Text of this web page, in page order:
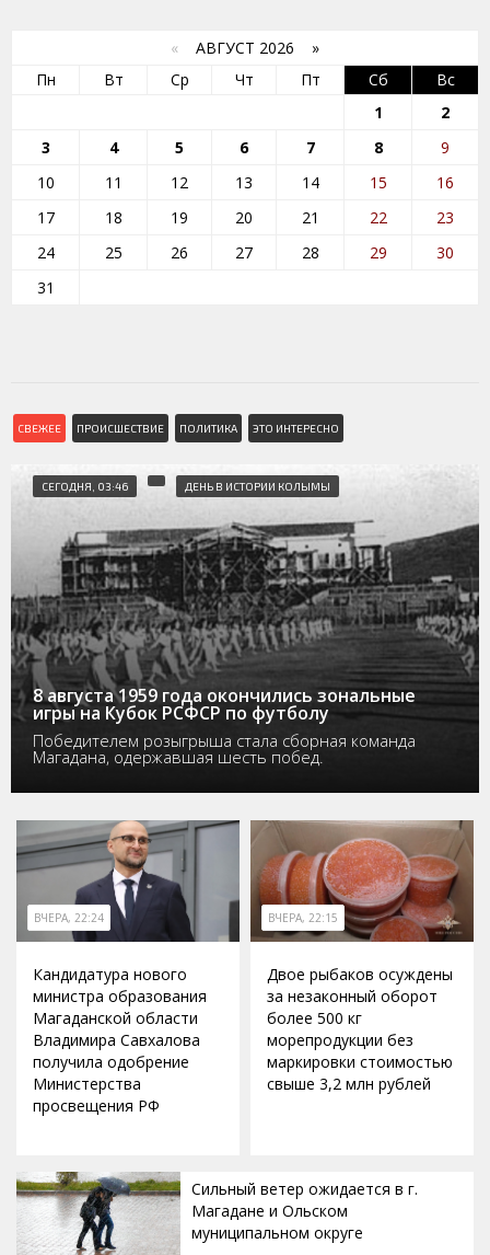
« АВГУСТ 2026 »
Пн
Вт Ср Чт Пт Сб
Вс
1
2
3
4 5 6 7 8
9
10
11 12 13 14 15
16
17
18 19 20 21 22
23
24
25 26 27 28 29
30
31
СВЕЖЕЕ ПРОИСШЕСТВИЕ ПОЛИТИКА ЭТО ИНТЕРЕСНО
СЕГОДНЯ, 03:46 ДЕНЬ В ИСТОРИИ КОЛЫМЫ
8 августа 1959 года окончились зональные
игры на Кубок РСФСР по футболу
Победителем розыгрыша стала сборная команда
Магадана, одержавшая шесть побед.
ВЧЕРА, 22:24
Кандидатура нового
министра образования
Магаданской области
Владимира Савхалова
получила одобрение
Министерства
просвещения РФ
ВЧЕРА, 22:15
Двое рыбаков осуждены
за незаконный оборот
более 500 кг
морепродукции без
маркировки стоимостью
свыше 3,2 млн рублей
Сильный ветер ожидается в г.
Магадане и Ольском
муниципальном округе